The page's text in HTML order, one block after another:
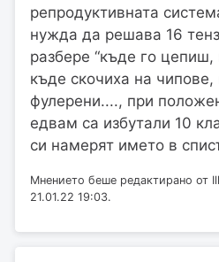
репродуктивната
нужда да решава 16
разбере “къде го цепиш,
къде скочиха на чипове,
фулерени...., при
едвам са избутали 10
си намерят името в
Мнението беше редактирано от
21.01.22 19:03.